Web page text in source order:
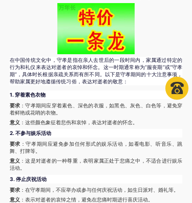
在中国传统文化中，守孝是指在亲人去世后的一段时间内，家属通过特定的
行为和礼仪来表达对逝者的哀悼和怀念。这一时期通常称为“服丧期”或“守孝
期”，具体时长根据亲疏关系而有所不同。以下是守孝期间的十大注意事项，
帮助家属更好地遵循传统习俗，表达对逝者的敬意：
1. 穿着素色衣物
要求 ：守孝期间应穿着素色、深色的衣服，如黑色、灰色、白色等，避免穿
着鲜艳或花哨的衣物。
意义 ：这些颜色象征着悲伤和哀悼，表达对逝者的怀念。
2.不参与娱乐活动
要求 ：守孝期间应避免参加任何形式的娱乐活动，如看电影、听音乐、跳
舞、打牌等。
意义 ：这是对逝者的一种尊重，表明家属正处于悲痛之中，不适合进行娱乐
活动。
3. 停止庆祝活动
要求：在守孝期间，不应举办或参与任何庆祝活动，如生日派对、婚礼等。
意义 ：表示对逝者的哀悼之情，避免在悲痛时期进行喜庆活动。